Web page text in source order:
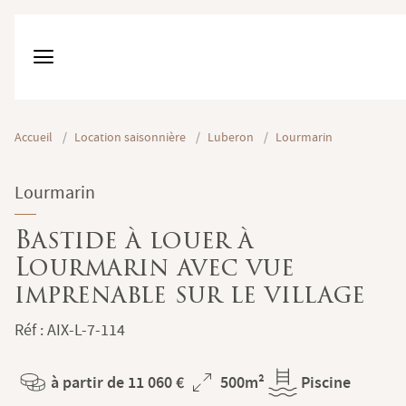
Accueil / Location saisonnière / Luberon / Lourmarin
Lourmarin
Bastide à louer à
Lourmarin avec vue
imprenable sur le village
Réf : AIX-L-7-114
Prix
à partir de 11 060 €
Superficie
500m²
Piscine